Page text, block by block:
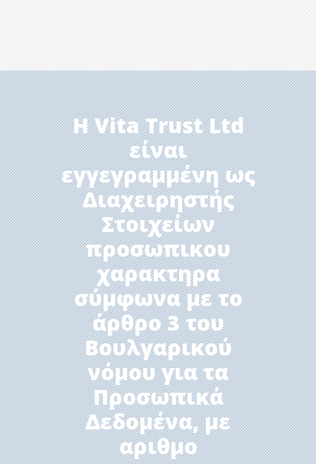
H Vita Trust Ltd
είναι
εγγεγραμμένη ως
Διαχειρηστής
Στοιχείων
προσωπικου
χαρακτηρα
σύμφωνα με το
άρθρο 3 του
Βουλγαρικού
νόμου για τα
Προσωπικά
Δεδομένα, με
αριθμο